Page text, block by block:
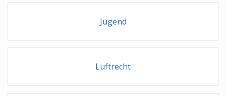
Jugend
Luftrecht